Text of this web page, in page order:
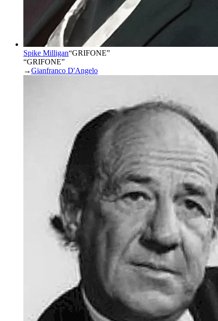
Spike Milligan“GRIFONE”
“GRIFONE”
→Gianfranco D'Angelo